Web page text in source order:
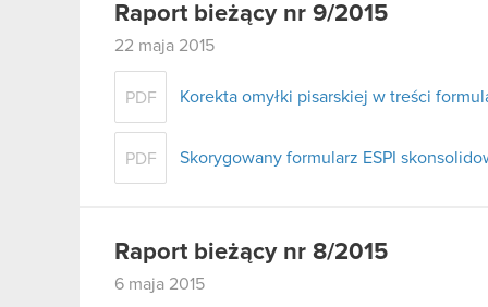
Raport bieżący nr 9/2015
22 maja 2015
PDF Korekta omyłki pisarskiej w treści
PDF Skorygowany formularz ESPI
Raport bieżący nr 8/2015
6 maja 2015